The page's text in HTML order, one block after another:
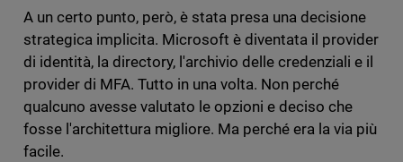
A un certo punto, però, è stata presa una decisione
strategica implicita. Microsoft è diventata il provider
di identità, la directory, l'archivio delle credenziali e il
provider di MFA. Tutto in una volta. Non perché
qualcuno avesse valutato le opzioni e deciso che
fosse l'architettura migliore. Ma perché era la via più
facile.